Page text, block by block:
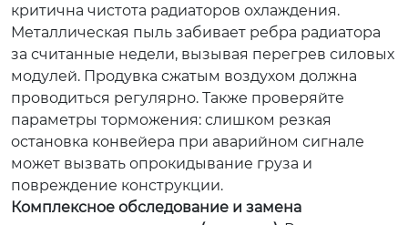
критична чистота радиаторов охлаждения.
Металлическая пыль забивает ребра радиатора
за считанные недели, вызывая перегрев силовых
модулей. Продувка сжатым воздухом должна
проводиться регулярно. Также проверяйте
параметры торможения: слишком резкая
остановка конвейера при аварийном сигнале
может вызвать опрокидывание груза и
повреждение конструкции.
Комплексное обследование и замена